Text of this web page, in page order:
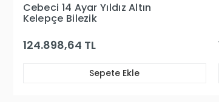
Cebeci 14 Ayar Taşlı Altın
Kelepçe Bİlezik
136.150,77 TL
Sepete Ekle